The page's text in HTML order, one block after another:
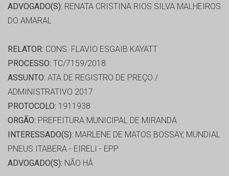
ADVOGADO(S): RENATA CRISTINA RIOS SILVA MALHEIROS
DO AMARAL
RELATOR: CONS. FLAVIO ESGAIB KAYATT
PROCESSO: TC/7159/2018
ASSUNTO: ATA DE REGISTRO DE PREÇO /
ADMINISTRATIVO 2017
PROTOCOLO: 1911938
ORGÃO: PREFEITURA MUNICIPAL DE MIRANDA
INTERESSADO(S): MARLENE DE MATOS BOSSAY, MUNDIAL
PNEUS ITABERA - EIRELI - EPP
ADVOGADO(S): NÃO HÁ